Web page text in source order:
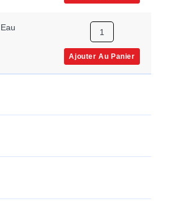
Eau 75 GPM
Ajouter Au Panier